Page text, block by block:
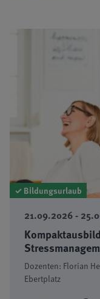
✓ Bildungsurlaub
21.09.2026 -
Dozenten: Florian
Ebertplatz